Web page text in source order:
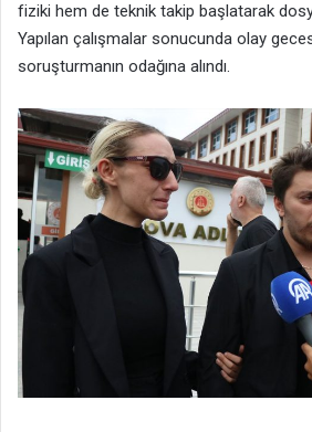
fiziki hem de teknik takip başlatarak
Yapılan çalışmalar sonucunda olay
soruşturmanın odağına alındı.